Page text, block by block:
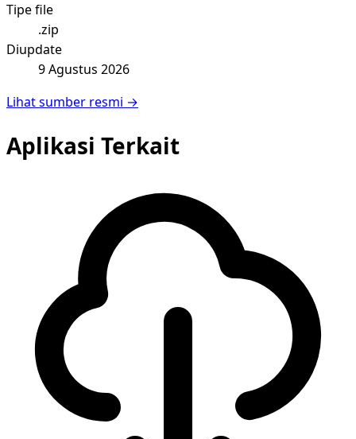
Tipe file
.zip
Diupdate
9 Agustus 2026
Lihat sumber resmi →
Aplikasi Terkait